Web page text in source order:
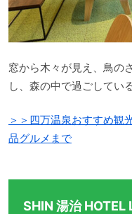
窓から木々が見え、鳥の
し、森の中で過ごしてい
＞＞四万温泉おすすめ観
品グルメまで
SHIN 湯治 HOTEL